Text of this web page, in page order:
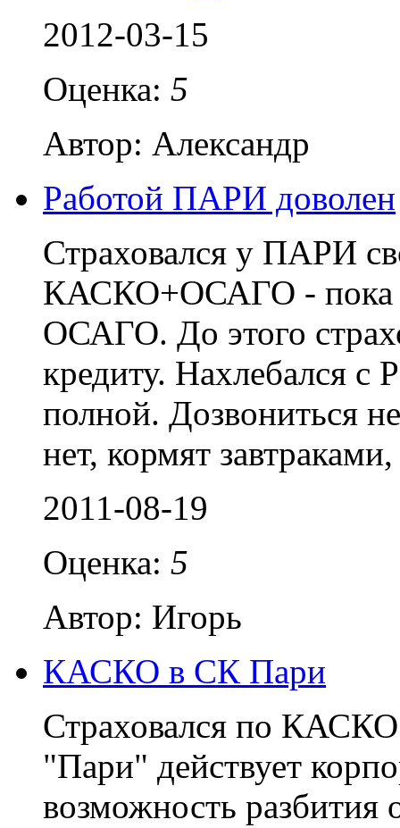
2012-03-15
Оценка: 5
Автор: Александр
Работой ПАРИ доволен
Страховался у ПАРИ
КАСКО+ОСАГО - пока
ОСАГО. До этого
кредиту. Нахлебался
полной. Дозвониться
нет, кормят
2011-08-19
Оценка: 5
Автор: Игорь
КАСКО в СК Пари
Страховался по
"Пари" действует
возможность разбития